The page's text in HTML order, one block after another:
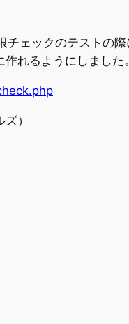
チェックのテストの
れるようにしました。
）